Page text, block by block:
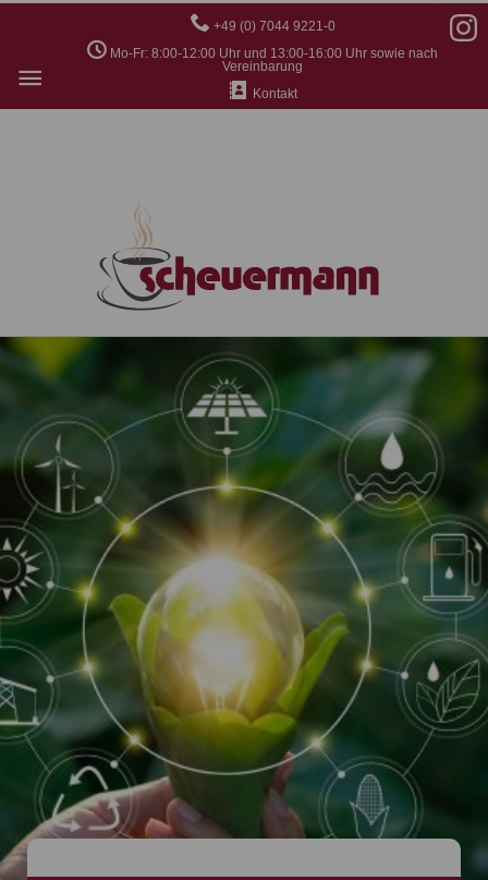
+49 (0) 7044 9221-0
Mo-Fr: 8:00-12:00 Uhr und 13:00-16:00 Uhr sowie nach
Vereinbarung
Kontakt
Hauptmenü